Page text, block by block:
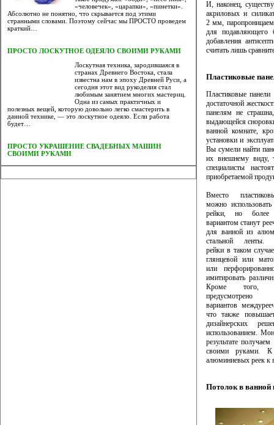
«человечек», «царапки», «пинетки».
Абсолютно не понятно, что скрывается под этими
странными словами. Поэтому сейчас мы ПРОСТО проведем
краткий…
ПРОСТО ЛОСКУТНОЕ ОДЕЯЛО СВОИМИ РУКАМИ
Лоскутная техника, зародившаяся в
странах Древнего Востока, стала
известна нам в эпоху Древней Руси, а
сегодня этот вид рукоделия стал
любимым занятием многих мастериц.
Одна из самых практичных и
полезных вещей, которую довольно легко смастерить в
данной технике, — это лоскутное одеяло. Если работа
будет…
ПРОСТО УКРАШЕНИЕ СВАДЕБНЫХ МАШИН
СВОИМИ РУКАМИ
И, наконец,
акриловых и
2 мм,
для подавляющего
добавления
считать лишь
Пластиковые
Пластиковые
достаточной
панелям не
выдающейся
ванной комнате,
установки и
Вы сумели найти
их внешнему виду,
специалисты
приобретаемой
Вместо
можно использовать
рейки, но более
вариантом станут
для ванной из
стальной ленты.
рейки в таком
глянцевой или
или
имитировать
Кроме того,
предусмотрено
вариантов
что также
дизайнерских
использованием.
результате
своими руками. К
алюминиевых реек к
Потолок в ванной